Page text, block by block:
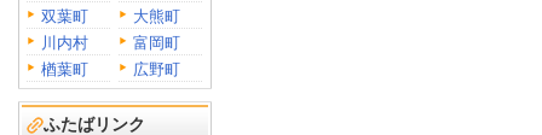
双葉町
大熊町
川内村
富岡町
楢葉町
広野町
ふたばリンク